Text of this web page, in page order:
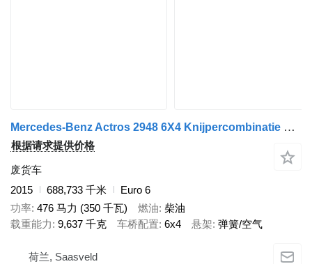
Mercedes-Benz Actros 2948 6X4 Knijpercombinatie Palfinger Epsilon + 废品挂车
根据请求提供价格
废货车
2015
688,733 千米
Euro 6
功率 476 马力 (350 千瓦) 燃油 柴油
载重能力 9,637 千克 车桥配置 6x4 悬架 弹簧/空气
荷兰, Saasveld